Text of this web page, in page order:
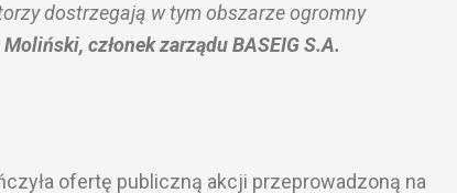
dostrzegają w tym obszarze ogromny
członek zarządu BASEIG S.A.
ofertę publiczną akcji przeprowadzoną na